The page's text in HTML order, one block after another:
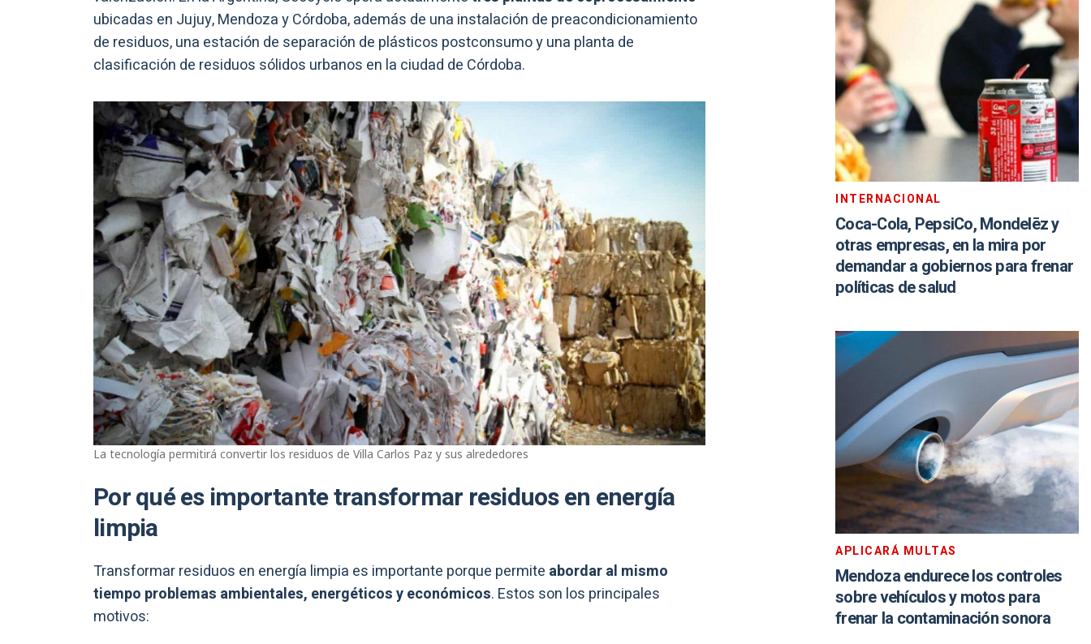
ubicadas en Jujuy, Mendoza y Córdoba, además de una instalación de preacondicionamiento
de residuos, una estación de separación de plásticos postconsumo y una planta de
clasificación de residuos sólidos urbanos en la ciudad de Córdoba.
La tecnología permitirá convertir los residuos de Villa Carlos Paz y sus alrededores
Por qué es importante transformar residuos en energía
limpia
Transformar residuos en energía limpia es importante porque permite abordar al mismo
tiempo problemas ambientales, energéticos y económicos. Estos son los principales
motivos:
INTERNACIONAL
Coca-Cola, PepsiCo, Mondelēz y
otras empresas, en la mira por
demandar a gobiernos para frenar
políticas de salud
APLICARÁ MULTAS
Mendoza endurece los controles
sobre vehículos y motos para
frenar la contaminación sonora